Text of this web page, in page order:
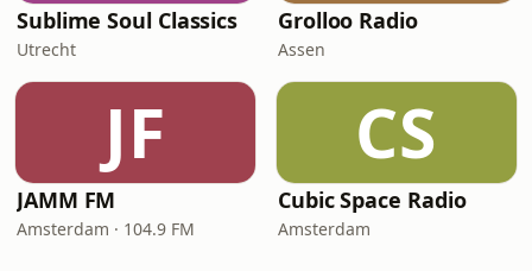
Sublime Soul Classics
Utrecht
Grolloo Radio
Assen
JF
JAMM FM
Amsterdam · 104.9 FM
CS
Cubic Space Radio
Amsterdam